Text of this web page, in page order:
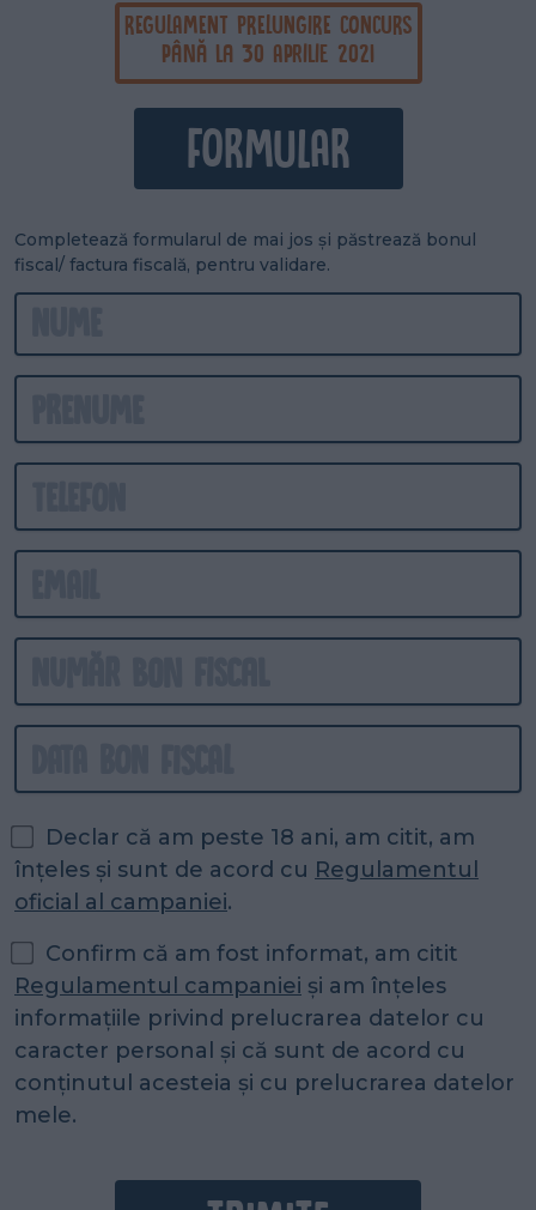
REGULAMENT PRELUNGIRE CONCURS
până la 30 Aprilie 2021
FORMULAR
Completează formularul de mai jos și păstrează bonul
fiscal/ factura fiscală, pentru validare.
Declar că am peste 18 ani, am citit, am
înțeles și sunt de acord cu Regulamentul
oficial al campaniei.
Confirm că am fost informat, am citit
Regulamentul campaniei și am înțeles
informațiile privind prelucrarea datelor cu
caracter personal și că sunt de acord cu
conținutul acesteia și cu prelucrarea datelor
mele.